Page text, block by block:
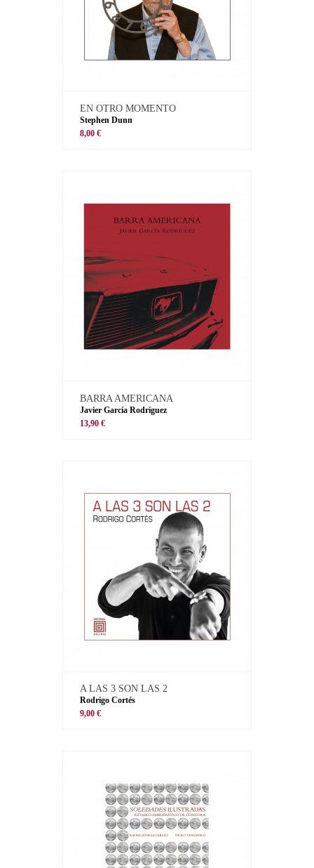
EN OTRO MOMENTO
Stephen Dunn
8,00 €
BARRA AMERICANA
Javier García Rodríguez
13,90 €
A LAS 3 SON LAS 2
Rodrigo Cortés
9,00 €